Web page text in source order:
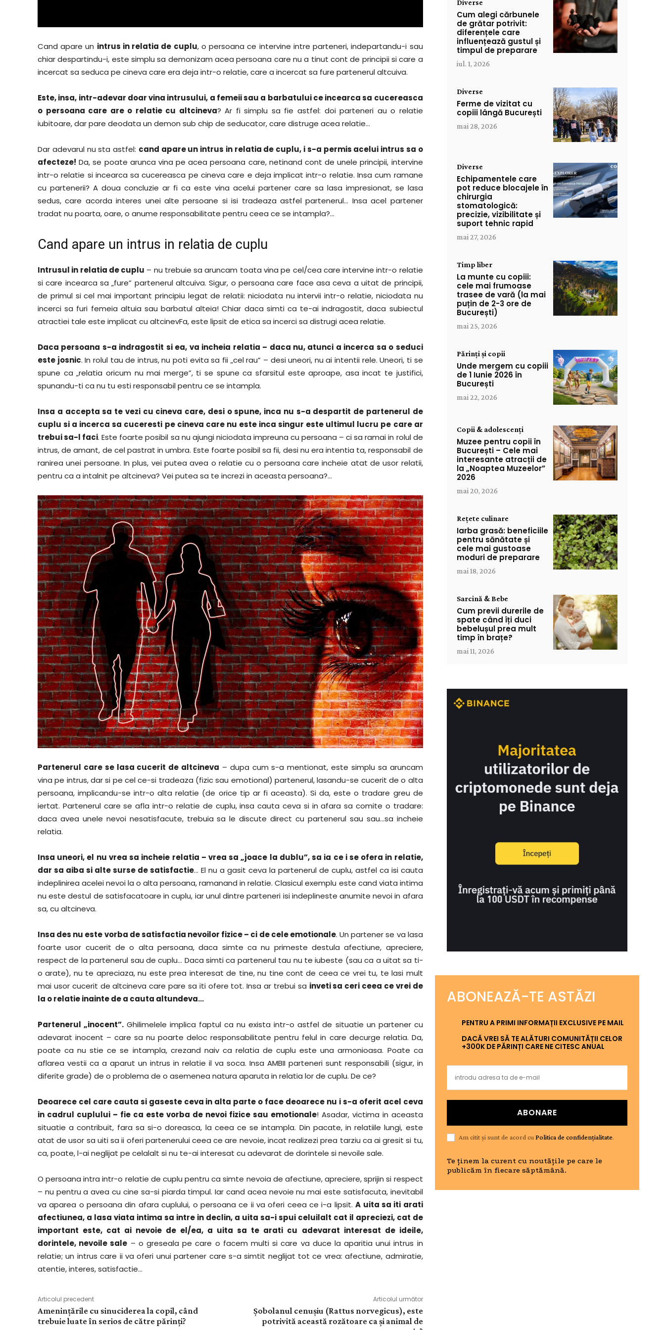
Cand apare un intrus in relatia de cuplu, o persoana ce intervine intre parteneri, indepartandu-i sau
chiar despartindu-i, este simplu sa demonizam acea persoana care nu a tinut cont de principii si care a
incercat sa seduca pe cineva care era deja intr-o relatie, care a incercat sa fure partenerul altcuiva.
Este, insa, intr-adevar doar vina intrusului, a femeii sau a barbatului ce incearca sa cucereasca
o persoana care are o relatie cu altcineva? Ar fi simplu sa fie astfel: doi parteneri au o relatie
iubitoare, dar pare deodata un demon sub chip de seducator, care distruge acea relatie…
Dar adevarul nu sta astfel: cand apare un intrus in relatia de cuplu, i s-a permis acelui intrus sa o
afecteze! Da, se poate arunca vina pe acea persoana care, netinand cont de unele principii, intervine
intr-o relatie si incearca sa cucereasca pe cineva care e deja implicat intr-o relatie. Insa cum ramane
cu partenerii? A doua concluzie ar fi ca este vina acelui partener care sa lasa impresionat, se lasa
sedus, care acorda interes unei alte persoane si isi tradeaza astfel partenerul… Insa acel partener
tradat nu poarta, oare, o anume responsabilitate pentru ceea ce se intampla?…
Cand apare un intrus in relatia de cuplu
Intrusul in relatia de cuplu – nu trebuie sa aruncam toata vina pe cel/cea care intervine intr-o relatie
si care incearca sa „fure” partenerul altcuiva. Sigur, o persoana care face asa ceva a uitat de principii,
de primul si cel mai important principiu legat de relatii: niciodata nu intervii intr-o relatie, niciodata nu
incerci sa furi femeia altuia sau barbatul alteia! Chiar daca simti ca te-ai indragostit, daca subiectul
atractiei tale este implicat cu altcinevFa, este lipsit de etica sa incerci sa distrugi acea relatie.
Daca persoana s-a indragostit si ea, va incheia relatia – daca nu, atunci a incerca sa o seduci
este josnic. In rolul tau de intrus, nu poti evita sa fii „cel rau” – desi uneori, nu ai intentii rele. Uneori, ti se
spune ca „relatia oricum nu mai merge”, ti se spune ca sfarsitul este aproape, asa incat te justifici,
spunandu-ti ca nu tu esti responsabil pentru ce se intampla.
Insa a accepta sa te vezi cu cineva care, desi o spune, inca nu s-a despartit de partenerul de
cuplu si a incerca sa cuceresti pe cineva care nu este inca singur este ultimul lucru pe care ar
trebui sa-l faci. Este foarte posibil sa nu ajungi niciodata impreuna cu persoana – ci sa ramai in rolul de
intrus, de amant, de cel pastrat in umbra. Este foarte posibil sa fii, desi nu era intentia ta, responsabil de
ranirea unei persoane. In plus, vei putea avea o relatie cu o persoana care incheie atat de usor relatii,
pentru ca a intalnit pe altcineva? Vei putea sa te increzi in aceasta persoana?…
Partenerul care se lasa cucerit de altcineva – dupa cum s-a mentionat, este simplu sa aruncam
vina pe intrus, dar si pe cel ce-si tradeaza (fizic sau emotional) partenerul, lasandu-se cucerit de o alta
persoana, implicandu-se intr-o alta relatie (de orice tip ar fi aceasta). Si da, este o tradare greu de
iertat. Partenerul care se afla intr-o relatie de cuplu, insa cauta ceva si in afara sa comite o tradare:
daca avea unele nevoi nesatisfacute, trebuia sa le discute direct cu partenerul sau sau…sa incheie
relatia.
Insa uneori, el nu vrea sa incheie relatia – vrea sa „joace la dublu”, sa ia ce i se ofera in relatie,
dar sa aiba si alte surse de satisfactie… El nu a gasit ceva la partenerul de cuplu, astfel ca isi cauta
indeplinirea acelei nevoi la o alta persoana, ramanand in relatie. Clasicul exemplu este cand viata intima
nu este destul de satisfacatoare in cuplu, iar unul dintre parteneri isi indeplineste anumite nevoi in afara
sa, cu altcineva.
Insa des nu este vorba de satisfactia nevoilor fizice – ci de cele emotionale. Un partener se va lasa
foarte usor cucerit de o alta persoana, daca simte ca nu primeste destula afectiune, apreciere,
respect de la partenerul sau de cuplu… Daca simti ca partenerul tau nu te iubeste (sau ca a uitat sa ti-
o arate), nu te apreciaza, nu este prea interesat de tine, nu tine cont de ceea ce vrei tu, te lasi mult
mai usor cucerit de altcineva care pare sa iti ofere tot. Insa ar trebui sa inveti sa ceri ceea ce vrei de
la o relatie inainte de a cauta altundeva…
Partenerul „inocent”. Ghilimelele implica faptul ca nu exista intr-o astfel de situatie un partener cu
adevarat inocent – care sa nu poarte deloc responsabilitate pentru felul in care decurge relatia. Da,
poate ca nu stie ce se intampla, crezand naiv ca relatia de cuplu este una armonioasa. Poate ca
aflarea vestii ca a aparut un intrus in relatie il va soca. Insa AMBII parteneri sunt responsabili (sigur, in
diferite grade) de o problema de o asemenea natura aparuta in relatia lor de cuplu. De ce?
Deoarece cel care cauta si gaseste ceva in alta parte o face deoarece nu i s-a oferit acel ceva
in cadrul cuplului – fie ca este vorba de nevoi fizice sau emotionale! Asadar, victima in aceasta
situatie a contribuit, fara sa si-o doreasca, la ceea ce se intampla. Din pacate, in relatiile lungi, este
atat de usor sa uiti sa ii oferi partenerului ceea ce are nevoie, incat realizezi prea tarziu ca ai gresit si tu,
ca, poate, l-ai neglijat pe celalalt si nu te-ai interesat cu adevarat de dorintele si nevoile sale.
O persoana intra intr-o relatie de cuplu pentru ca simte nevoia de afectiune, apreciere, sprijin si respect
– nu pentru a avea cu cine sa-si piarda timpul. Iar cand acea nevoie nu mai este satisfacuta, inevitabil
va aparea o persoana din afara cuplului, o persoana ce ii va oferi ceea ce i-a lipsit.A uita sa iti arati
afectiunea, a lasa viata intima sa intre in declin, a uita sa-i spui celuilalt cat il apreciezi, cat de
important este, cat ai nevoie de el/ea, a uita sa te arati cu adevarat interesat de ideile,
dorintele, nevoile sale – o greseala pe care o facem multi si care va duce la aparitia unui intrus in
relatie; un intrus care ii va oferi unui partener care s-a simtit neglijat tot ce vrea: afectiune, admiratie,
atentie, interes, satisfactie…
Articolul precedent
Amenințările cu sinuciderea la copil, când
trebuie luate în serios de către părinți?
Articolul următor
Șobolanul cenușiu (Rattus norvegicus), este
potrivită această rozătoare ca și animal de
Diverse
Cum alegi cărbunele
de grătar potrivit:
diferențele care
influențează gustul și
timpul de preparare
iul. 1, 2026
Diverse
Ferme de vizitat cu
copiii lângă București
mai 28, 2026
Diverse
Echipamentele care
pot reduce blocajele în
chirurgia
stomatologică:
precizie, vizibilitate și
suport tehnic rapid
mai 27, 2026
Timp liber
La munte cu copiii:
cele mai frumoase
trasee de vară (la mai
puțin de 2-3 ore de
București)
mai 25, 2026
Părinți și copii
Unde mergem cu copiii
de 1 Iunie 2026 în
București
mai 22, 2026
Copii & adolescenți
Muzee pentru copii în
București – Cele mai
interesante atracții de
la „Noaptea Muzeelor”
2026
mai 20, 2026
Rețete culinare
Iarba grasă: beneficiile
pentru sănătate și
cele mai gustoase
moduri de preparare
mai 18, 2026
Sarcină & Bebe
Cum previi durerile de
spate când îți duci
bebelușul prea mult
timp în brațe?
mai 11, 2026
ABONEAZĂ-TE ASTĂZI
PENTRU A PRIMI INFORMAȚII EXCLUSIVE PE MAIL
DACĂ VREI SĂ TE ALĂTURI COMUNITĂȚII CELOR
+300K DE PĂRINȚI CARE NE CITESC ANUAL
ABONARE
Am citit și sunt de acord cuPolitica de confidențialitate.
Te ținem la curent cu noutățile pe care le
publicăm în fiecare săptămână.